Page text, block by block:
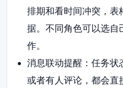
排期和看时间冲突，表
据。不同角色可以选自
作。
消息联动提醒：任务状
或者有人评论，都会直